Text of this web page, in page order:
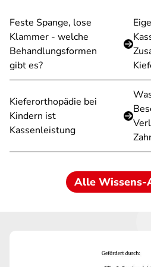
Feste Spange, lose
Klammer - welche
Behandlungsformen
gibt es?
Kieferorthopädie bei
Kindern ist
Kassenleistung
Alle